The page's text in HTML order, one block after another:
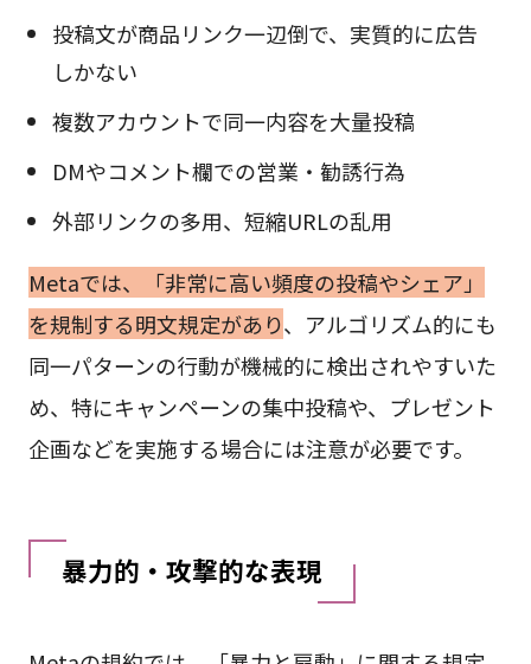
投稿文が商品リンク一辺倒で、実質的に広告
しかない
複数アカウントで同一内容を大量投稿
DMやコメント欄での営業・勧誘行為
外部リンクの多用、短縮URLの乱用
Metaでは、「非常に高い頻度の投稿やシェア」
を規制する明文規定があり、アルゴリズム的にも
同一パターンの行動が機械的に検出されやすいた
め、特にキャンペーンの集中投稿や、プレゼント
企画などを実施する場合には注意が必要です。
暴力的・攻撃的な表現